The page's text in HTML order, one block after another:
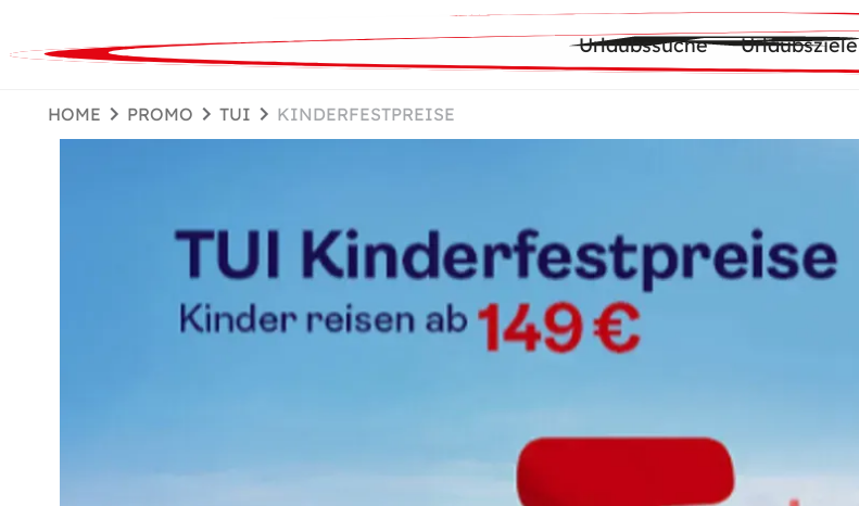
Urlaubssuche Urlaubsziele
HOME PROMO TUI KINDERFESTPREISE